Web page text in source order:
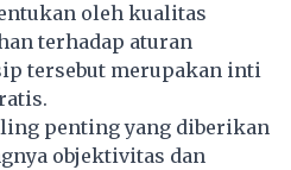
oleh kualitas
terhadap aturan
tersebut merupakan inti
penting yang diberikan
objektivitas dan